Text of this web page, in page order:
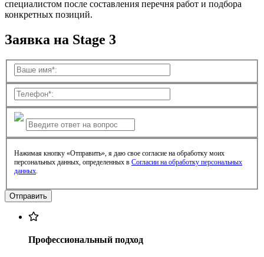
специалистом после составления перечня работ и подбора
конкретных позиций.
Заявка на Stage 3
Нажимая кнопку «Отправить», я даю свое согласие на обработку моих
персональных данных, определенных в Согласии на обработку персональных
данных.
Профессиональный подход